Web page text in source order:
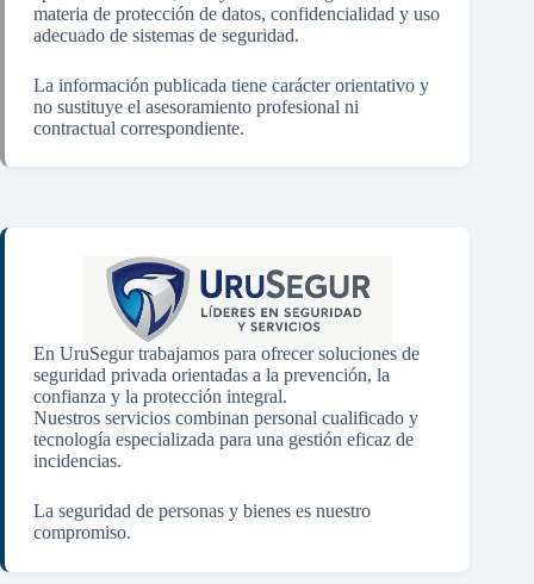
materia de protección de datos, confidencialidad y uso
adecuado de sistemas de seguridad.
La información publicada tiene carácter orientativo y
no sustituye el asesoramiento profesional ni
contractual correspondiente.
En UruSegur trabajamos para ofrecer soluciones de
seguridad privada orientadas a la prevención, la
confianza y la protección integral.
Nuestros servicios combinan personal cualificado y
tecnología especializada para una gestión eficaz de
incidencias.
La seguridad de personas y bienes es nuestro
compromiso.